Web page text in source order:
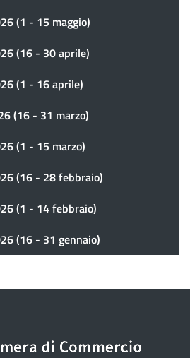
(1 - 15 maggio)
(16 - 30 aprile)
(1 - 16 aprile)
(16 - 31 marzo)
(1 - 15 marzo)
(16 - 28 febbraio)
(1 - 14 febbraio)
(16 - 31 gennaio)